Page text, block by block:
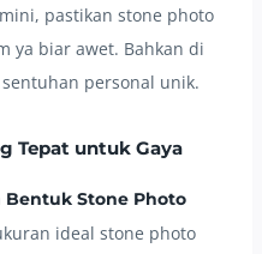
pastikan stone photo
ya biar awet. Bahkan di
personal unik.
Tepat untuk Gaya
Stone Photo
ideal stone photo